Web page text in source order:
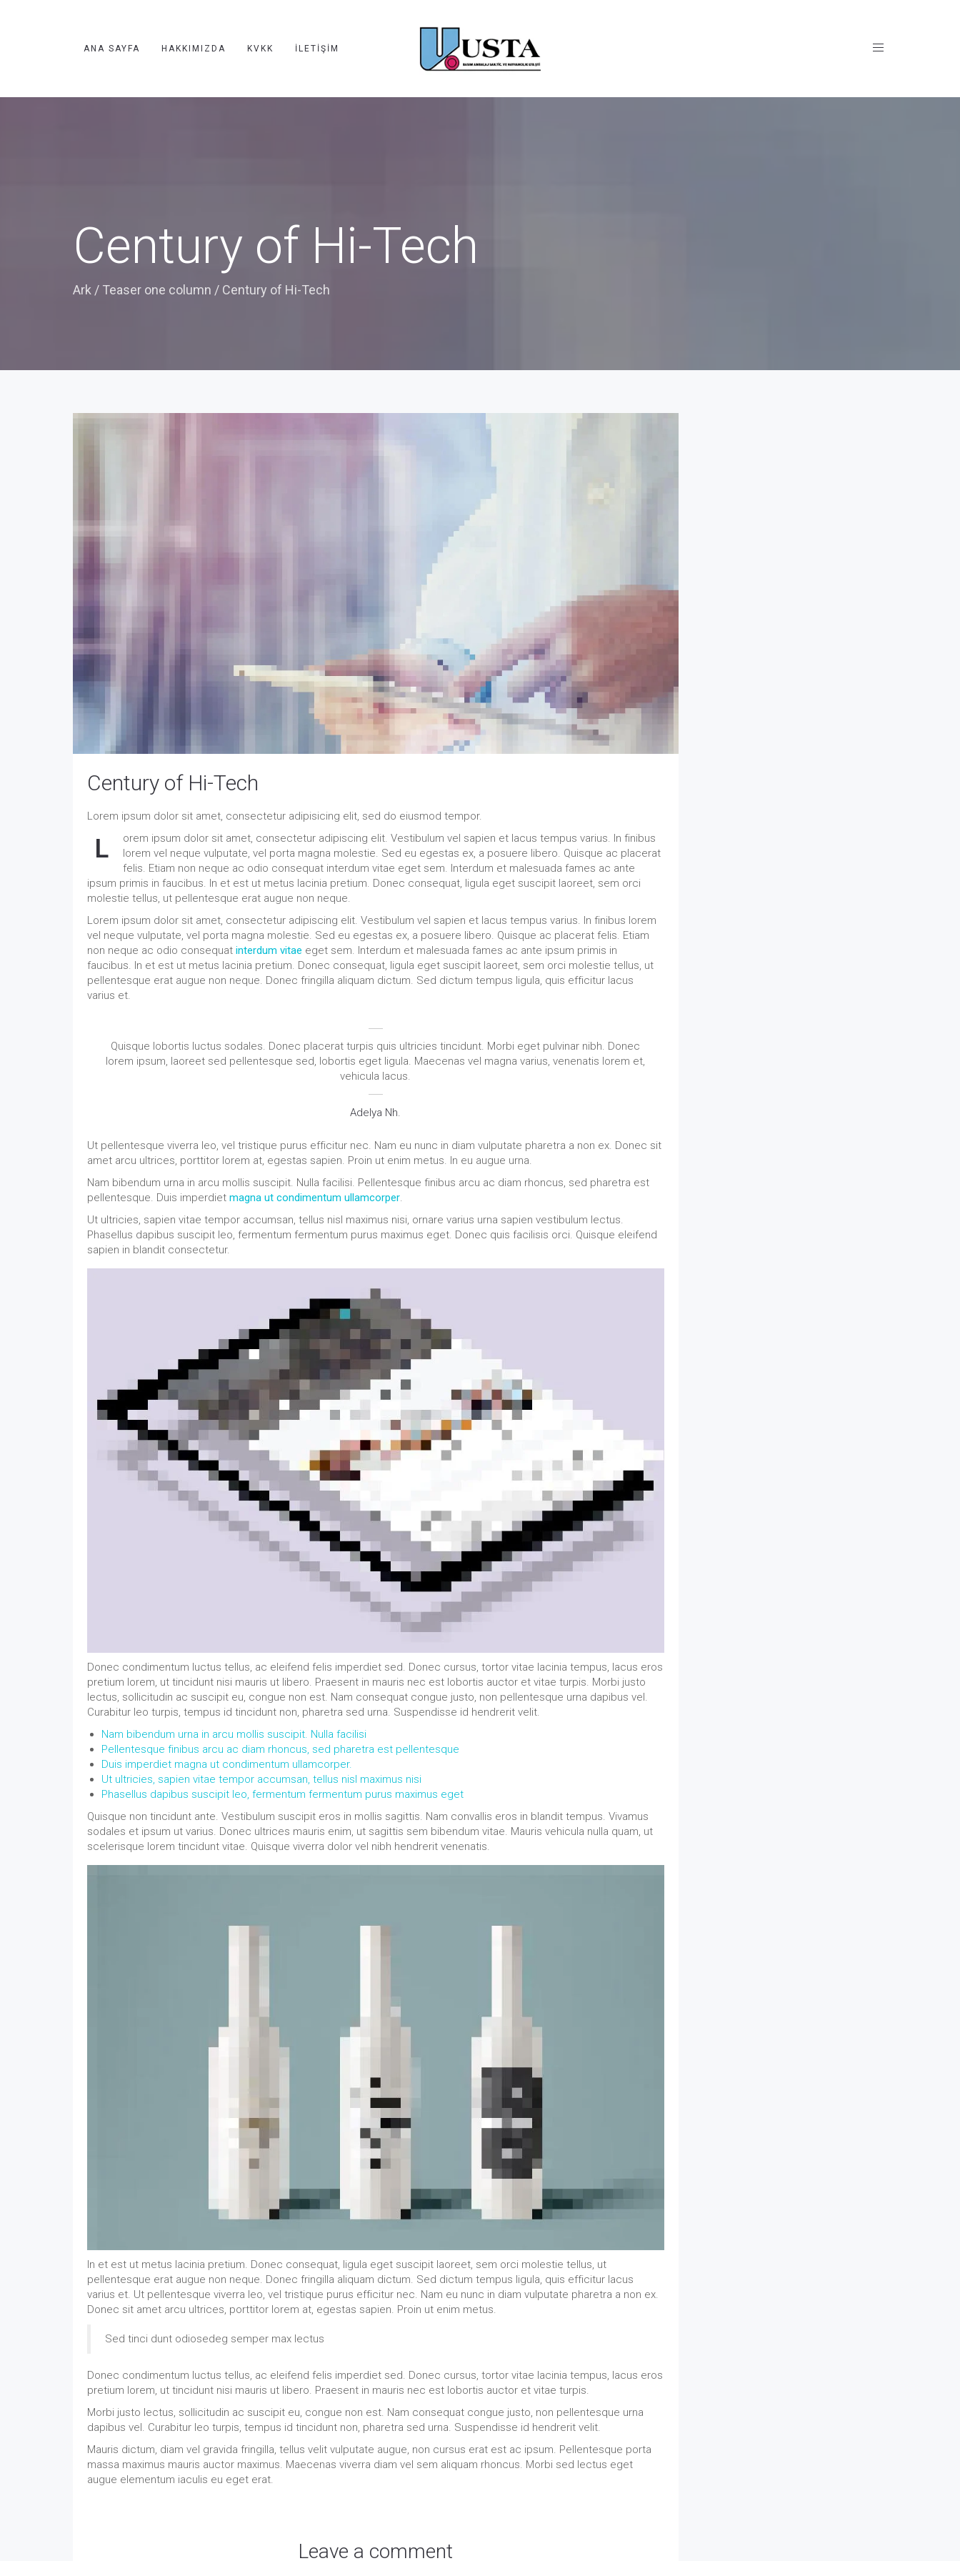
ANA SAYFA HAKKIMIZDA KVKK İLETIŞIM
Century of Hi-Tech
Ark / Teaser one column / Century of Hi-Tech
Century of Hi-Tech
Lorem ipsum dolor sit amet, consectetur adipisicing elit, sed do eiusmod tempor.
L
orem ipsum dolor sit amet, consectetur adipiscing elit. Vestibulum vel sapien et lacus tempus varius. In finibus
lorem vel neque vulputate, vel porta magna molestie. Sed eu egestas ex, a posuere libero. Quisque ac placerat
felis. Etiam non neque ac odio consequat interdum vitae eget sem. Interdum et malesuada fames ac ante
ipsum primis in faucibus. In et est ut metus lacinia pretium. Donec consequat, ligula eget suscipit laoreet, sem orci
molestie tellus, ut pellentesque erat augue non neque.
Lorem ipsum dolor sit amet, consectetur adipiscing elit. Vestibulum vel sapien et lacus tempus varius. In finibus lorem
vel neque vulputate, vel porta magna molestie. Sed eu egestas ex, a posuere libero. Quisque ac placerat felis. Etiam
non neque ac odio consequat interdum vitae eget sem. Interdum et malesuada fames ac ante ipsum primis in
faucibus. In et est ut metus lacinia pretium. Donec consequat, ligula eget suscipit laoreet, sem orci molestie tellus, ut
pellentesque erat augue non neque. Donec fringilla aliquam dictum. Sed dictum tempus ligula, quis efficitur lacus
varius et.
Quisque lobortis luctus sodales. Donec placerat turpis quis ultricies tincidunt. Morbi eget pulvinar nibh. Donec
lorem ipsum, laoreet sed pellentesque sed, lobortis eget ligula. Maecenas vel magna varius, venenatis lorem et,
vehicula lacus.
Adelya Nh.
Ut pellentesque viverra leo, vel tristique purus efficitur nec. Nam eu nunc in diam vulputate pharetra a non ex. Donec sit
amet arcu ultrices, porttitor lorem at, egestas sapien. Proin ut enim metus. In eu augue urna.
Nam bibendum urna in arcu mollis suscipit. Nulla facilisi. Pellentesque finibus arcu ac diam rhoncus, sed pharetra est
pellentesque. Duis imperdiet magna ut condimentum ullamcorper.
Ut ultricies, sapien vitae tempor accumsan, tellus nisl maximus nisi, ornare varius urna sapien vestibulum lectus.
Phasellus dapibus suscipit leo, fermentum fermentum purus maximus eget. Donec quis facilisis orci. Quisque eleifend
sapien in blandit consectetur.
Donec condimentum luctus tellus, ac eleifend felis imperdiet sed. Donec cursus, tortor vitae lacinia tempus, lacus eros
pretium lorem, ut tincidunt nisi mauris ut libero. Praesent in mauris nec est lobortis auctor et vitae turpis. Morbi justo
lectus, sollicitudin ac suscipit eu, congue non est. Nam consequat congue justo, non pellentesque urna dapibus vel.
Curabitur leo turpis, tempus id tincidunt non, pharetra sed urna. Suspendisse id hendrerit velit.
Nam bibendum urna in arcu mollis suscipit. Nulla facilisi
Pellentesque finibus arcu ac diam rhoncus, sed pharetra est pellentesque
Duis imperdiet magna ut condimentum ullamcorper.
Ut ultricies, sapien vitae tempor accumsan, tellus nisl maximus nisi
Phasellus dapibus suscipit leo, fermentum fermentum purus maximus eget
Quisque non tincidunt ante. Vestibulum suscipit eros in mollis sagittis. Nam convallis eros in blandit tempus. Vivamus
sodales et ipsum ut varius. Donec ultrices mauris enim, ut sagittis sem bibendum vitae. Mauris vehicula nulla quam, ut
scelerisque lorem tincidunt vitae. Quisque viverra dolor vel nibh hendrerit venenatis.
In et est ut metus lacinia pretium. Donec consequat, ligula eget suscipit laoreet, sem orci molestie tellus, ut
pellentesque erat augue non neque. Donec fringilla aliquam dictum. Sed dictum tempus ligula, quis efficitur lacus
varius et. Ut pellentesque viverra leo, vel tristique purus efficitur nec. Nam eu nunc in diam vulputate pharetra a non ex.
Donec sit amet arcu ultrices, porttitor lorem at, egestas sapien. Proin ut enim metus.
Sed tinci dunt odiosedeg semper max lectus
Donec condimentum luctus tellus, ac eleifend felis imperdiet sed. Donec cursus, tortor vitae lacinia tempus, lacus eros
pretium lorem, ut tincidunt nisi mauris ut libero. Praesent in mauris nec est lobortis auctor et vitae turpis.
Morbi justo lectus, sollicitudin ac suscipit eu, congue non est. Nam consequat congue justo, non pellentesque urna
dapibus vel. Curabitur leo turpis, tempus id tincidunt non, pharetra sed urna. Suspendisse id hendrerit velit.
Mauris dictum, diam vel gravida fringilla, tellus velit vulputate augue, non cursus erat est ac ipsum. Pellentesque porta
massa maximus mauris auctor maximus. Maecenas viverra diam vel sem aliquam rhoncus. Morbi sed lectus eget
augue elementum iaculis eu eget erat.
Leave a comment